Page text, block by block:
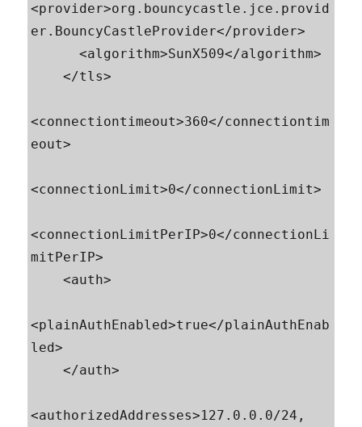
<provider>org.bouncycastle.jce.provid
er.BouncyCastleProvider</provider>
      <algorithm>SunX509</algorithm>
    </tls>
<connectiontimeout>360</connectiontim
eout>
<connectionLimit>0</connectionLimit>
<connectionLimitPerIP>0</connectionLi
mitPerIP>
    <auth>
<plainAuthEnabled>true</plainAuthEnab
led>
    </auth>
<authorizedAddresses>127.0.0.0/24,